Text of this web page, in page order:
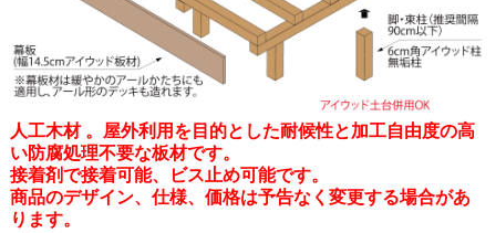
人工木材 。屋外利用を目的とした耐候性と加工自由度の高
い防腐処理不要な板材です。
接着剤で接着可能、ビス止め可能です。
商品のデザイン、仕様、価格は予告なく変更する場合があ
ります。